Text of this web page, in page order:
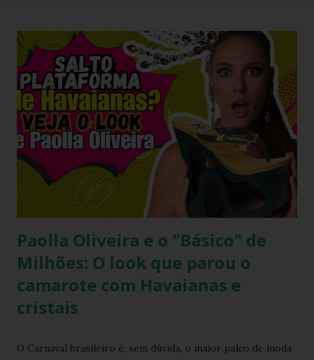
Paolla Oliveira e o "Básico" de
Milhões: O look que parou o
camarote com Havaianas e
cristais
O Carnaval brasileiro é, sem dúvida, o maior palco de moda